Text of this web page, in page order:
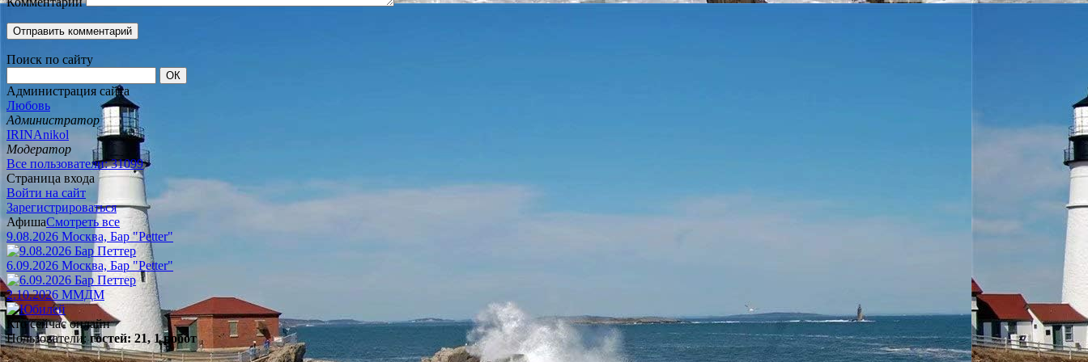
Поиск по сайту
Администрация сайта
Любовь
Администратор
IRINAnikol
Модератор
Все пользователи: 31099
Страница входа
Войти на сайт
Зарегистрироваться
АфишаСмотреть все
9.08.2026 Москва, Бар "Petter"
6.09.2026 Москва, Бар "Petter"
2.10.2026 ММДМ
Кто сейчас онлайн
Пользователи:гостей: 21, 1 робот